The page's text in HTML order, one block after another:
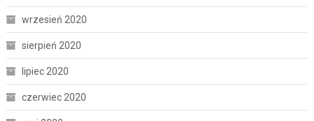
wrzesień 2020
sierpień 2020
lipiec 2020
czerwiec 2020